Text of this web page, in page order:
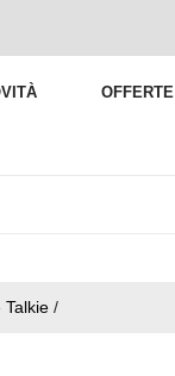
OFFERTE
Talkie /